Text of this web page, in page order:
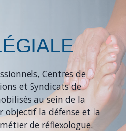
Centres de
et Syndicats de
au sein de la
objectif la défense et la
de réflexologue.